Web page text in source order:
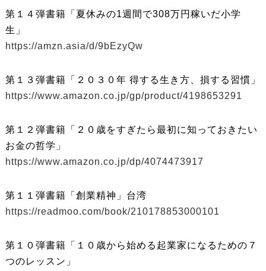
第１４弾書籍「夏休みの1週間で308万円稼いだ小学
生」
https://amzn.asia/d/9bEzyQw
第１３弾書籍「２０３０年 得する生き方、損する習慣」
https://www.amazon.co.jp/gp/product/4198653291
第１２弾書籍「２０歳をすぎたら最初に知っておきたい
お金の哲学」
https://www.amazon.co.jp/dp/4074473917
第１１弾書籍「創業精神」台湾
https://readmoo.com/book/210178853000101
第１０弾書籍「１０歳から始める起業家になるための７
つのレッスン」